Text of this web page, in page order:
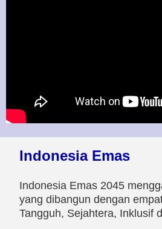
Indonesia Emas
Indonesia Emas 2045
yang dibangun dengan
Tangguh, Sejahtera, Inklusif